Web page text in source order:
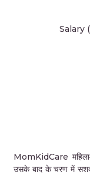
Salary
MomKidCare
उसके बाद के चरण में